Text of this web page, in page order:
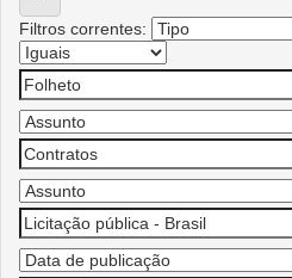
Filtros correntes: